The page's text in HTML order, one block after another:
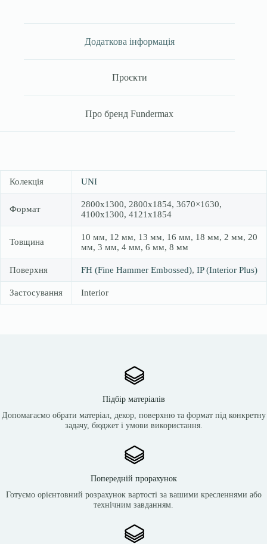
Додаткова інформація
Проєкти
Про бренд Fundermax
Колекція UNI
Формат
2800х1300, 2800х1854, 3670×1630,
4100х1300, 4121х1854
Товщина
10 мм, 12 мм, 13 мм, 16 мм, 18 мм, 2 мм, 20
мм, 3 мм, 4 мм, 6 мм, 8 мм
Поверхня FH (Fine Hammer Embossed), IP (Interior Plus)
Застосування Interior
Підбір матеріалів
Допомагаємо обрати матеріал, декор, поверхню та формат під конкретну
задачу, бюджет і умови використання.
Попередній прорахунок
Готуємо орієнтовний розрахунок вартості за вашими кресленнями або
технічним завданням.